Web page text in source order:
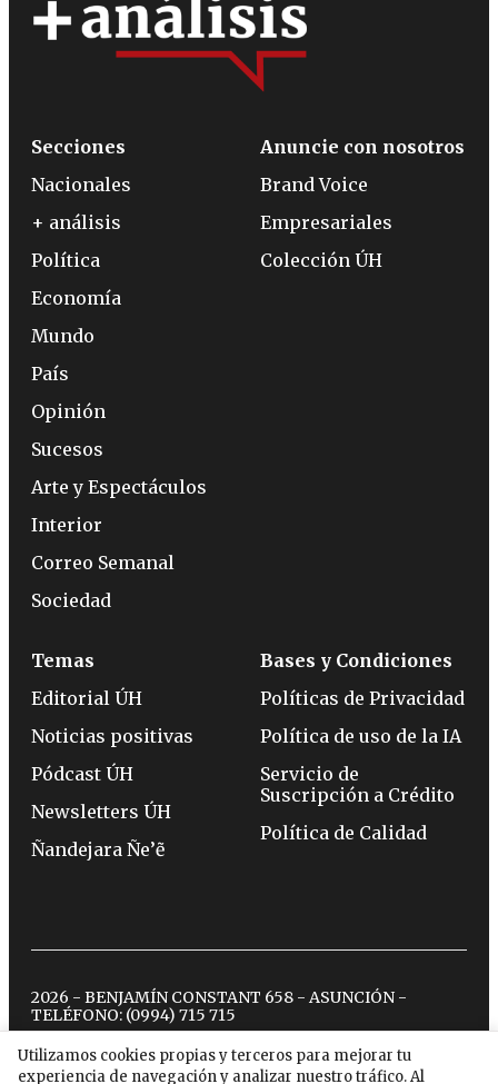
Utilizamos cookies propias y terceros para mejorar tu
experiencia de navegación y analizar nuestro tráfico. Al
Secciones
Nacionales
+ análisis
Política
Economía
Mundo
País
Opinión
Sucesos
Arte y Espectáculos
Interior
Correo Semanal
Sociedad
Anuncie con nosotros
Brand Voice
Empresariales
Colección ÚH
Temas
Editorial ÚH
Noticias positivas
Pódcast ÚH
Newsletters ÚH
Ñandejara Ñe’ẽ
Bases y Condiciones
Políticas de Privacidad
Política de uso de la IA
Servicio de
Suscripción a Crédito
Política de Calidad
2026 - BENJAMÍN CONSTANT 658 - ASUNCIÓN -
TELÉFONO: (0994) 715 715